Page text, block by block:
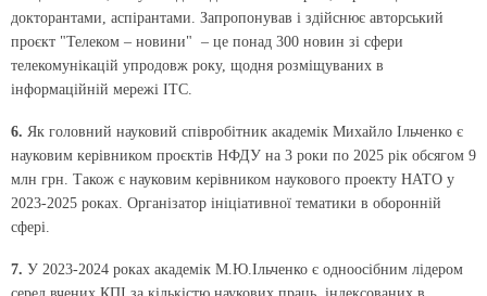
докторантами, аспірантами. Запропонував і здійснює авторський
проєкт "Телеком – новини" – це понад 300 новин зі сфери
телекомунікацій упродовж року, щодня розміщуваних в
інформаційній мережі ІТС.
6. Як головний науковий співробітник академік Михайло Ільченко є
науковим керівником проєктів НФДУ на 3 роки по 2025 рік обсягом 9
млн грн. Також є науковим керівником наукового проекту НАТО у
2023-2025 роках. Організатор ініціативної тематики в оборонній
сфері.
7. У 2023-2024 роках академік М.Ю.Ільченко є одноосібним лідером